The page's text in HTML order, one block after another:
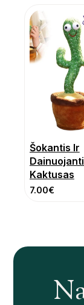
Šokantis Ir
Kaktusas
7.00€